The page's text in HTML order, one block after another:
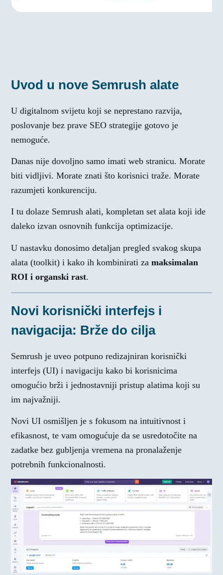
Uvod u nove Semrush alate
U digitalnom svijetu koji se neprestano razvija,
poslovanje bez prave SEO strategije gotovo je
nemoguće.
Danas nije dovoljno samo imati web stranicu. Morate
biti vidljivi. Morate znati što korisnici traže. Morate
razumjeti konkurenciju.
I tu dolaze Semrush alati, kompletan set alata koji ide
daleko izvan osnovnih funkcija optimizacije.
U nastavku donosimo detaljan pregled svakog skupa
alata (toolkit) i kako ih kombinirati zamaksimalan
ROI i organski rast.
Novi korisnički interfejs i
navigacija: Brže do cilja
Semrush je uveo potpuno redizajniran korisnički
interfejs (UI) i navigaciju kako bi korisnicima
omogućio brži i jednostavniji pristup alatima koji su
im najvažniji.
Novi UI osmišljen je s fokusom na intuitivnost i
efikasnost, te vam omogućuje da se usredotočite na
zadatke bez gubljenja vremena na pronalaženje
potrebnih funkcionalnosti.